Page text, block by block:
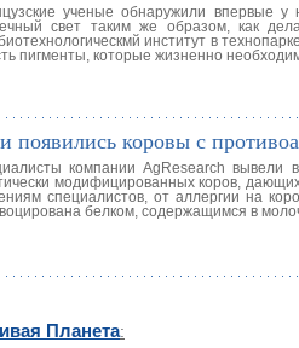
ученые обнаружили впервые у
свет таким же образом, как
институт в
пигменты, которые жизненно
появились коровы с
компании AgResearch вывели
модифицированных коров,
специалистов, от аллергии на
белком, содержащимся в
Планета: